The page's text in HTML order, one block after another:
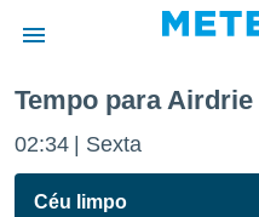
da
foi
Tempo para Airdrie
02:34 Sexta
Céu limpo